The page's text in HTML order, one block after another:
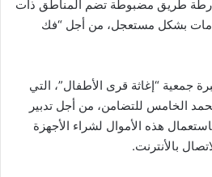
خارطة طريق مضبوطة تضم المناطق ذات
بشكل مستعجل، من أجل “فك
جمعية “إغاثة قرى الأطفال”، التي
الخامس للتضامن، من أجل تدبير
هذه الأموال لشراء الأجهزة
بالأنترنت.